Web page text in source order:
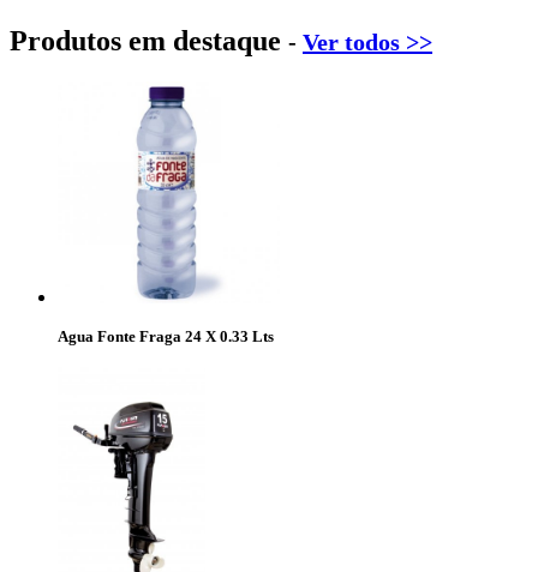
Produtos em destaque - Ver todos >>
Agua Fonte Fraga 24 X 0.33 Lts